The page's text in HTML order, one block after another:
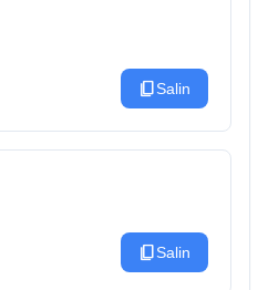
content_copySalin
content_copySalin